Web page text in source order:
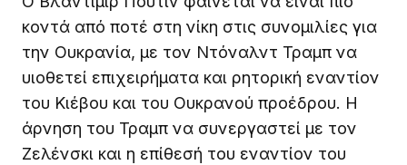
κοντά από ποτέ στη νίκη στις συνομιλίες για
την Ουκρανία, με τον Ντόναλντ Τραμπ να
υιοθετεί επιχειρήματα και ρητορική εναντίον
του Κιέβου και του Ουκρανού προέδρου. Η
άρνηση του Τραμπ να συνεργαστεί με τον
Ζελένσκι και η επίθεσή του εναντίον του